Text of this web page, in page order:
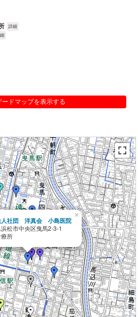
詳細
ードマップを表示する
人社団 洋真会 小島医院
松市中央区曳馬2-3-1
所
×